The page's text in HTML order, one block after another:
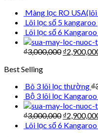
Màng lọc RO
Lõi lọc số 5 kangaroo
Lõi lọc số 6 Kangaroo
₫3,000,000 ₫
Best Selling
Bô 3 lõi lọc thường₫
Bộ 3 lõi lọc Kangaroo
₫3,000,000 ₫
Lõi lọc số 6 Kangaroo